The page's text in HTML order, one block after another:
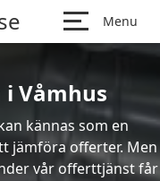
Menu
Våmhus
kännas som en
jämföra offerter. Men
vår offerttjänst får